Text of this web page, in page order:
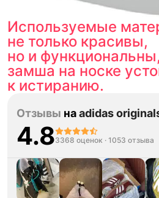
Используемые
не только красивы,
но и
замша на носке
к истиранию.
Отзывы наadidas
4.83368 оценок · 1053 отзыва